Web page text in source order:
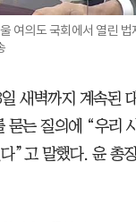
여의도 국회에서 열린
새벽까지 계속된
묻는 질의에 “우리
”고 말했다. 윤 총